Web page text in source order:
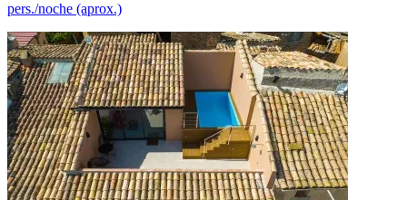
pers./noche (aprox.)